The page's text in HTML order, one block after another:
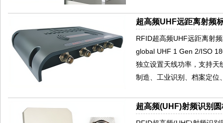
超高频UHF远距离射频
RFID超高频UHF远距离射
global UHF 1 Gen 2/ISO
独立设置天线功率，支持天
制造、工业识别、档案定位
超高频(UHF)射频识别